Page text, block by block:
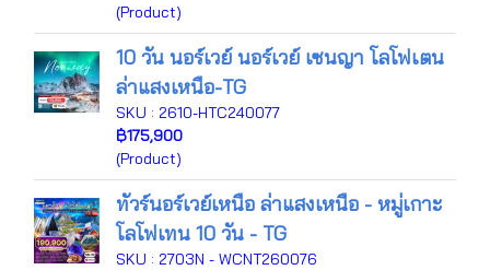
(Product)
10 วัน นอร์เวย์ นอร์เวย์ เซนญา โลโฟเตน
ล่าแสงเหนือ-TG
SKU : 2610-HTC240077
฿175,900
(Product)
ทัวร์นอร์เวย์เหนือ ล่าแสงเหนือ - หมู่เกาะ
โลโฟเทน 10 วัน - TG
SKU : 2703N - WCNT260076